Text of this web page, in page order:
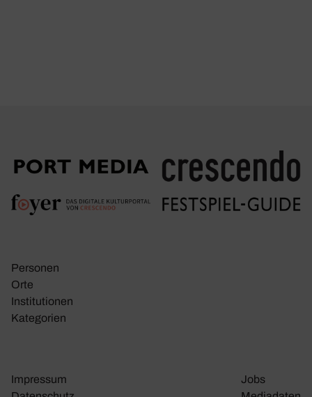
Personen
Orte
Insti­tu­tionen
Kate­go­rien
Impressum
Jobs